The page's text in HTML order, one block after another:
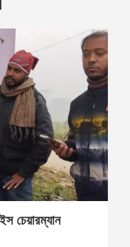
চেয়ারম্যান